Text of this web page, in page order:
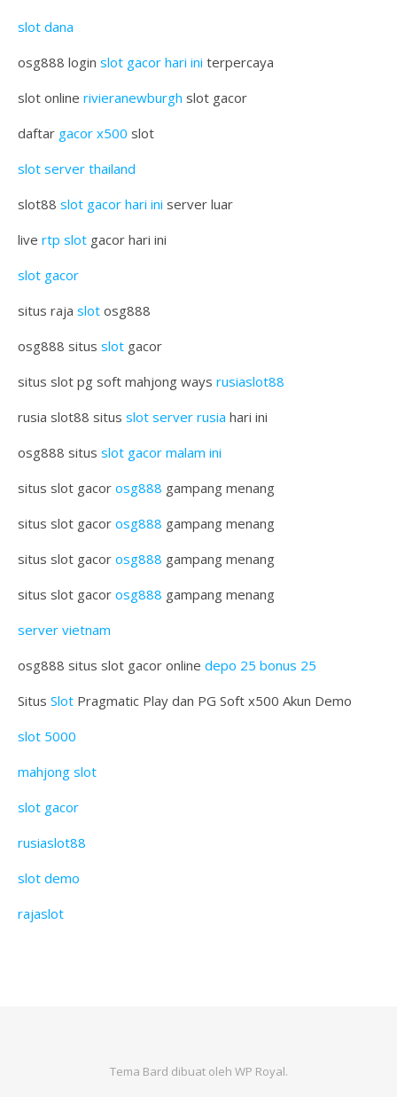
slot dana
osg888 login slot gacor hari ini terpercaya
slot online rivieranewburgh slot gacor
daftar gacor x500 slot
slot server thailand
slot88 slot gacor hari ini server luar
live rtp slot gacor hari ini
slot gacor
situs raja slot osg888
osg888 situs slot gacor
situs slot pg soft mahjong ways rusiaslot88
rusia slot88 situs slot server rusia hari ini
osg888 situs slot gacor malam ini
situs slot gacor osg888 gampang menang
situs slot gacor osg888 gampang menang
situs slot gacor osg888 gampang menang
situs slot gacor osg888 gampang menang
server vietnam
osg888 situs slot gacor online depo 25 bonus 25
Situs Slot Pragmatic Play dan PG Soft x500 Akun Demo
slot 5000
mahjong slot
slot gacor
rusiaslot88
slot demo
rajaslot
Tema Bard dibuat oleh WP Royal.